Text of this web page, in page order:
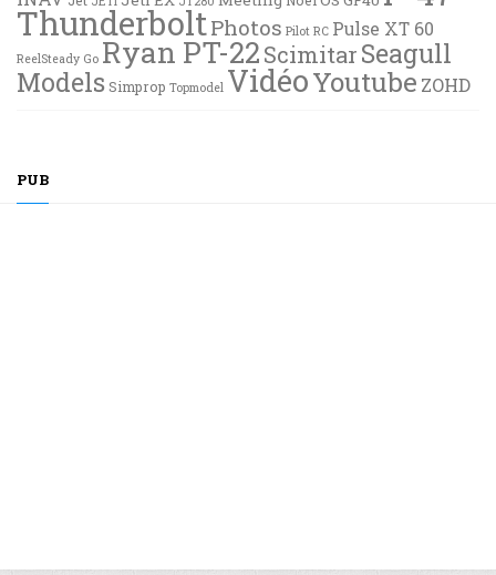
ThunderboltPhotos Pilot RC Pulse XT 60
ReelSteady Go Ryan PT-22ScimitarSeagull
ModelsSimprop Topmodel VidéoYoutube ZOHD
PUB